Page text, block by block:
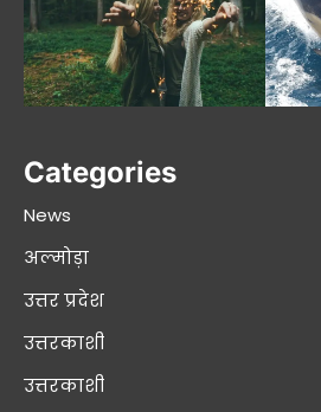
Categories
News
अल्मोड़ा
उत्तर प्रदेश
उत्तरकाशी
उत्तरकाशी